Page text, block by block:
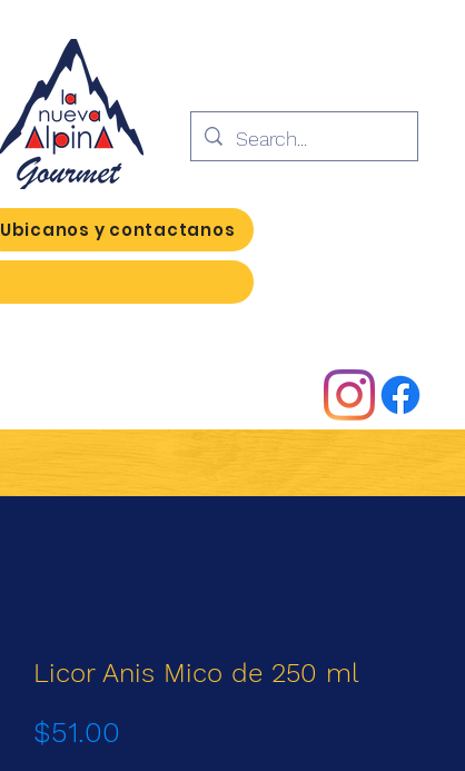
Ubicanos y contactanos
Licor Anis Mico de 250 ml
$51.00